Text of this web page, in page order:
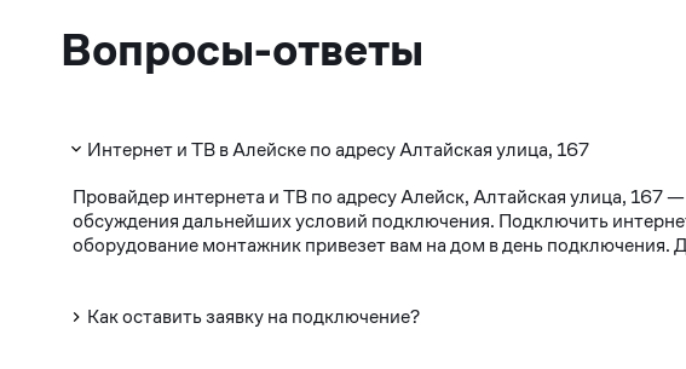
Вопросы-ответы
Интернет и ТВ в Алейске по адресу Алтайская улица, 167
Провайдер интернета и ТВ по адресу Алейск, Алтайская улица, 167
обсуждения дальнейших условий подключения. Подключить
оборудование монтажник привезет вам на дом в день подключения.
Как оставить заявку на подключение?